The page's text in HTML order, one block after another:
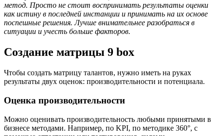
метод. Просто не стоит воспринимать результаты оценки
как истину в последней инстанции и принимать на их основе
поспешные решения. Лучше внимательнее разобраться в
ситуации и учесть больше факторов.
Создание матрицы 9 box
Чтобы создать матрицу талантов, нужно иметь на руках
результаты двух оценок: производительности и потенциала.
Оценка производительности
Можно оценивать производительность любыми принятыми в
бизнесе методами. Например, по KPI, по методике 360°, с